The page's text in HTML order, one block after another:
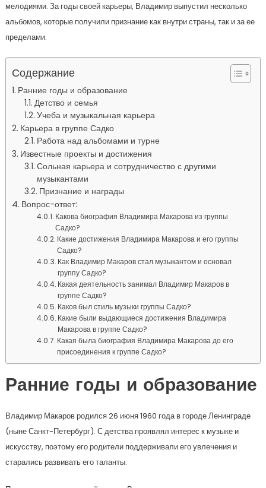
мелодиями. За годы своей карьеры, Владимир выпустил несколько
альбомов, которые получили признание как внутри страны, так и за ее
пределами.
Содержание
Ранние годы и образование
Детство и семья
Учеба и музыкальная карьера
Карьера в группе Садко
Работа над альбомами и турне
Известные проекты и достижения
Сольная карьера и сотрудничество с другими
музыкантами
Признание и награды
Вопрос-ответ:
Какова биография Владимира Макарова из группы
Садко?
Какие достижения Владимира Макарова и его группы
Садко?
Как Владимир Макаров стал музыкантом и основал
группу Садко?
Какая деятельность занимал Владимир Макаров в
группе Садко?
Каков был стиль музыки группы Садко?
Какие были выдающиеся достижения Владимира
Макарова в группе Садко?
Какая была биография Владимира Макарова до его
присоединения к группе Садко?
Ранние годы и образование
Владимир Макаров родился 26 июня 1960 года в городе Ленинграде
(ныне Санкт-Петербург). С детства проявлял интерес к музыке и
искусству, поэтому его родители поддерживали его увлечения и
старались развивать его таланты.